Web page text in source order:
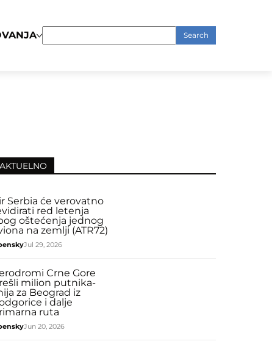
AKTUELNO
Serbia će verovatno
red letenja
oštećenja jednog
na zemlji (ATR72)
Jul 29, 2026
Crne Gore
milion putnika-
za Beograd iz
i dalje
ruta
Jun 20, 2026